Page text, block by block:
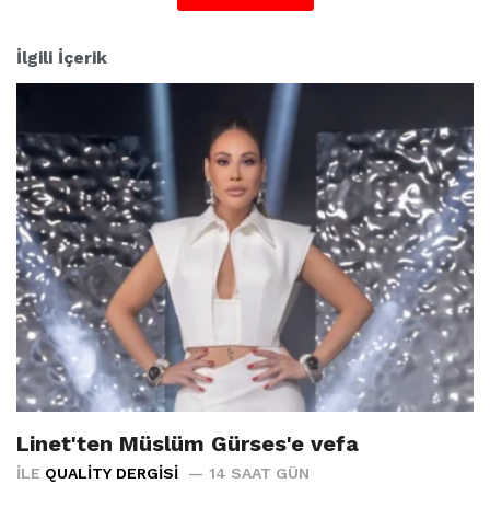
İlgili İçerik
Linet'ten Müslüm Gürses'e vefa
İLE QUALITY DERGISI 14 SAAT GÜN